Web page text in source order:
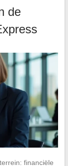
de
financiële